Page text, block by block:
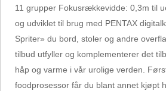
11 grupper Fokusrækkevidde: 0,3m til
og udviklet til brug med PENTAX
Spriter» du bord, stoler og andre
tilbud utfyller og komplementerer det
håp og varme i vår urolige verden.
foodprosessor får du blant annet kjøpt